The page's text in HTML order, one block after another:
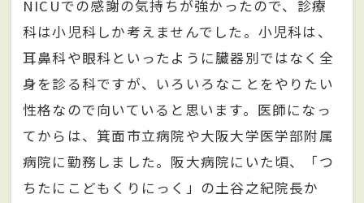
NICUでの感謝の気持ちが強かったので、診療
科は小児科しか考えませんでした。小児科は、
耳鼻科や眼科といったように臓器別ではなく全
身を診る科ですが、いろいろなことをやりたい
性格なので向いていると思います。医師になっ
てからは、箕面市立病院や大阪大学医学部附属
病院に勤務しました。阪大病院にいた頃、「つ
ちたにこどもくりにっく」の土谷之紀院長か